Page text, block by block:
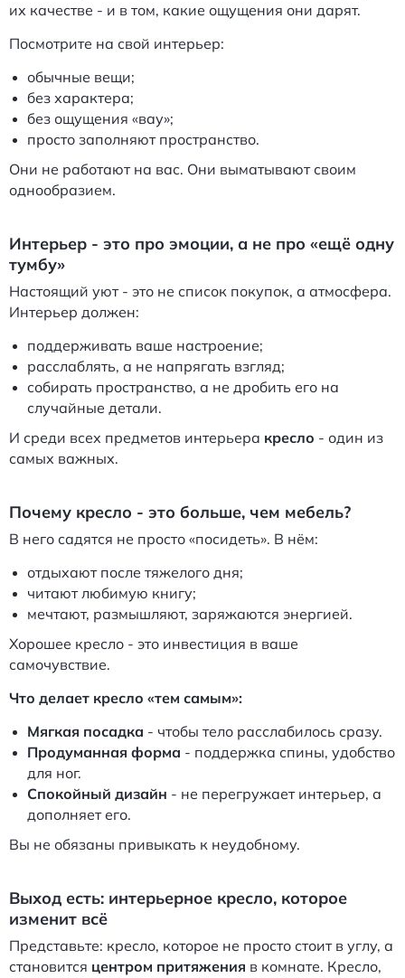
их качестве - и в том, какие ощущения они дарят.
Посмотрите на свой интерьер:
обычные вещи;
без характера;
без ощущения «вау»;
просто заполняют пространство.
Они не работают на вас. Они выматывают своим
однообразием.
Интерьер - это про эмоции, а не про «ещё одну
тумбу»
Настоящий уют - это не список покупок, а атмосфера.
Интерьер должен:
поддерживать ваше настроение;
расслаблять, а не напрягать взгляд;
собирать пространство, а не дробить его на
случайные детали.
И среди всех предметов интерьера кресло - один из
самых важных.
Почему кресло - это больше, чем мебель?
В него садятся не просто «посидеть». В нём:
отдыхают после тяжелого дня;
читают любимую книгу;
мечтают, размышляют, заряжаются энергией.
Хорошее кресло - это инвестиция в ваше
самочувствие.
Что делает кресло «тем самым»:
Мягкая посадка - чтобы тело расслабилось сразу.
Продуманная форма - поддержка спины, удобство
для ног.
Спокойный дизайн - не перегружает интерьер, а
дополняет его.
Вы не обязаны привыкать к неудобному.
Выход есть: интерьерное кресло, которое
изменит всё
Представьте: кресло, которое не просто стоит в углу, а
становится центром притяжения в комнате. Кресло,